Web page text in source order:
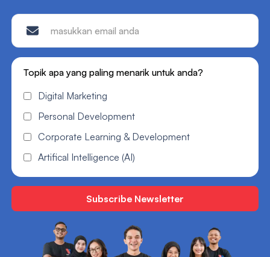
Topik apa yang paling menarik untuk anda?
Digital Marketing
Personal Development
Corporate Learning & Development
Artifical Intelligence (AI)